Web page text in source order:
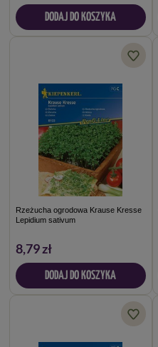
DODAJ DO KOSZYKA
Rzeżucha ogrodowa Krause Kresse
Lepidium sativum
8,79 zł
DODAJ DO KOSZYKA